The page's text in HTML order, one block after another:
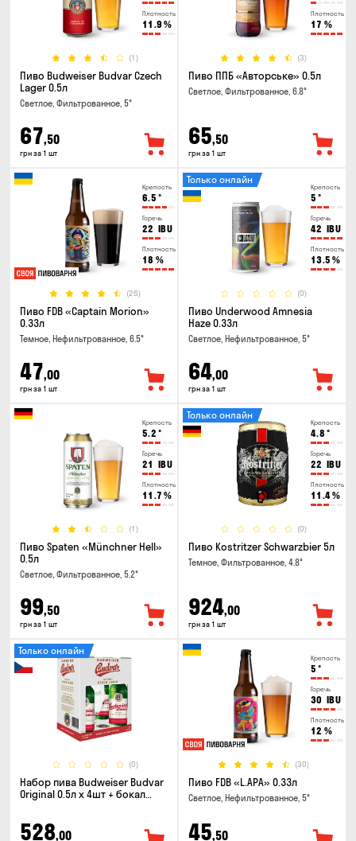
Плотность
11.9 %
(1)
Пиво Budweiser Budvar Czech
Lager 0.5л
Светлое, Фильтрованное, 5°
67,50
грн за 1 шт
Плотность
17 %
(3)
Пиво ППБ «Авторське» 0.5л
Светлое, Фильтрованное, 6.8°
65,50
грн за 1 шт
Крепость
6.5 °
Горечь
22 IBU
Плотность
18 %
(26)
Пиво FDB «Captain Morion»
0.33л
Темное, Нефильтрованное, 6.5°
47,00
грн за 1 шт
Крепость
5 °
Горечь
42 IBU
Плотность
13.5 %
(0)
Только онлайн
Пиво Underwood Amnesia
Haze 0.33л
Светлое, Нефильтрованное, 5°
64,00
грн за 1 шт
Крепость
5.2 °
Горечь
21 IBU
Плотность
11.7 %
(1)
Пиво Spaten «Münchner Hell»
0.5л
Светлое, Фильтрованное, 5.2°
99,50
грн за 1 шт
Крепость
4.8 °
Горечь
22 IBU
Плотность
11.4%
(0)
Только онлайн
Пиво Kostritzer Schwarzbier 5л
Темное, Фильтрованное, 4.8°
924,00
грн за 1 шт
(0)
Только онлайн
Набор пива Budweiser Budvar
Original 0.5л х 4шт + бокал
528,00
Крепость
5 °
Горечь
30 IBU
Плотность
12 %
(30)
Пиво FDB «L.APA» 0.33л
Светлое, Нефильтрованное, 5°
45,50